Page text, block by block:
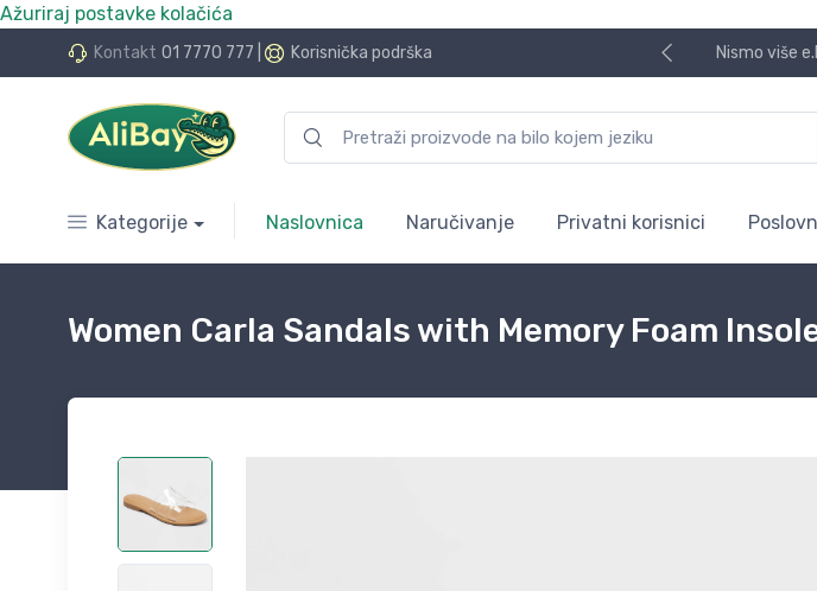
Ažuriraj postavke kolačića
Kontakt 01 7770 777 Korisnička podrška
24 rate bez kamata Nismo više
Kategorije Naslovnica Naručivanje Privatni korisnici
Women Carla Sandals with Memory Foam